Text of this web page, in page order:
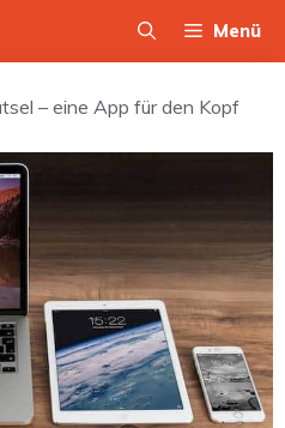
Menü
– eine App für den Kopf